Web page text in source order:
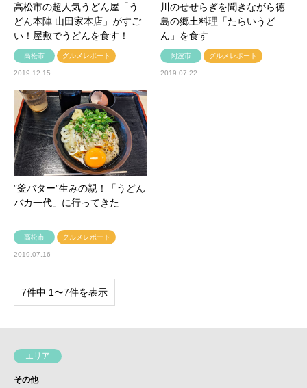
高松市の超人気うどん屋「う
どん本陣 山田家本店」がすご
い！屋敷でうどんを食す！
高松市 グルメレポート
2019.12.15
川のせせらぎを聞きながら徳
島の郷土料理「たらいうど
ん」を食す
阿波市 グルメレポート
2019.07.22
”釜バター”生みの親！「うどん
バカ一代」に行ってきた
高松市 グルメレポート
2019.07.16
7件中 1〜7件を表示
エリア
その他